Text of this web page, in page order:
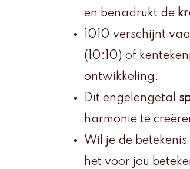
en benadrukt de
1010 verschijnt
(10:10) of
ontwikkeling.
Dit engelengetal
harmonie te
Wil je de
het voor jou